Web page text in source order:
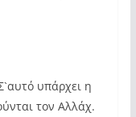
υπάρχει η
τον Αλλάχ.